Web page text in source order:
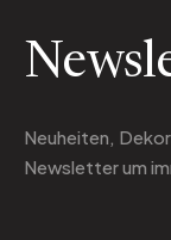
Neuheiten,
Newsletterum